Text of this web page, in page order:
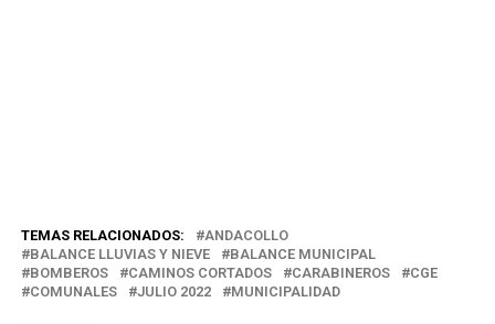
TEMAS RELACIONADOS:
ANDACOLLO
BALANCE LLUVIAS Y NIEVE
BALANCE MUNICIPAL
BOMBEROS
CAMINOS CORTADOS CARABINEROS
CGE
COMUNALES
JULIO 2022 MUNICIPALIDAD